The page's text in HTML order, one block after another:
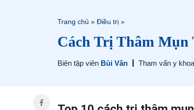
Trang chủ » Điều trị »
Cách Trị Thâm Mụn
Biên tập viên Bùi Vân Tham vấn y